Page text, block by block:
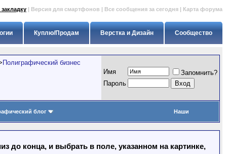
| Версия для смартфонов | Все сообщения за сегодня | Карта форума
Сообщество
Верстка и Дизайн
Куплю/Продам
Полиграфический бизнес
Имя
Запомнить?
Пapoль
блог Наши
до конца, и выбрать в поле, указанном на картинке,